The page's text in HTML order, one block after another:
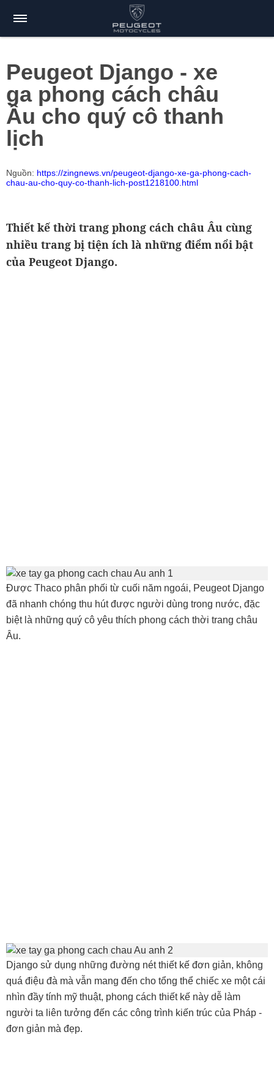
Peugeot Django - xe
ga phong cách châu
Âu cho quý cô thanh
lịch
Nguồn: https://zingnews.vn/peugeot-django-xe-ga-phong-cach-
chau-au-cho-quy-co-thanh-lich-post1218100.html
Thiết kế thời trang phong cách châu Âu cùng
nhiều trang bị tiện ích là những điểm nổi bật
của Peugeot Django.
Được Thaco phân phối từ cuối năm ngoái, Peugeot Django
đã nhanh chóng thu hút được người dùng trong nước, đặc
biệt là những quý cô yêu thích phong cách thời trang châu
Âu.
Django sử dụng những đường nét thiết kế đơn giản, không
quá điệu đà mà vẫn mang đến cho tổng thể chiếc xe một cái
nhìn đầy tính mỹ thuật, phong cách thiết kế này dễ làm
người ta liên tưởng đến các công trình kiến trúc của Pháp -
đơn giản mà đẹp.